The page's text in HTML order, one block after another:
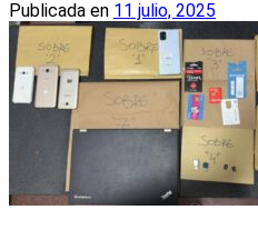
Publicada en 11 julio, 2025